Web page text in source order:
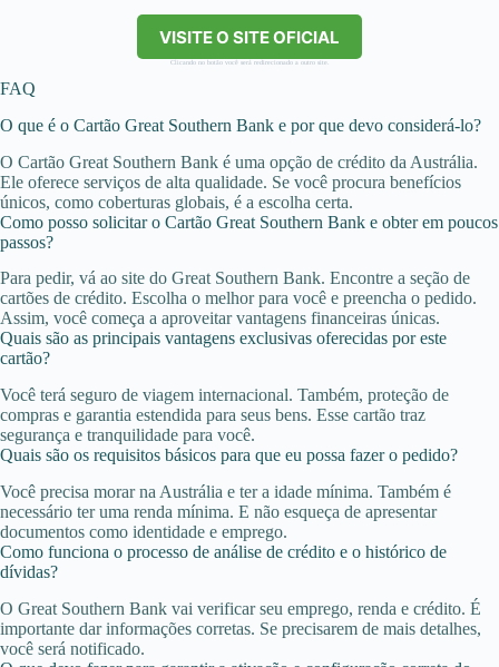
VISITE O SITE OFICIAL
Clicando no botão você será redirecionado a outro site.
FAQ
O que é o Cartão Great Southern Bank e por que devo considerá-lo?
O Cartão Great Southern Bank é uma opção de crédito da Austrália.
Ele oferece serviços de alta qualidade. Se você procura benefícios
únicos, como coberturas globais, é a escolha certa.
Como posso solicitar o Cartão Great Southern Bank e obter em poucos
passos?
Para pedir, vá ao site do Great Southern Bank. Encontre a seção de
cartões de crédito. Escolha o melhor para você e preencha o pedido.
Assim, você começa a aproveitar vantagens financeiras únicas.
Quais são as principais vantagens exclusivas oferecidas por este
cartão?
Você terá seguro de viagem internacional. Também, proteção de
compras e garantia estendida para seus bens. Esse cartão traz
segurança e tranquilidade para você.
Quais são os requisitos básicos para que eu possa fazer o pedido?
Você precisa morar na Austrália e ter a idade mínima. Também é
necessário ter uma renda mínima. E não esqueça de apresentar
documentos como identidade e emprego.
Como funciona o processo de análise de crédito e o histórico de
dívidas?
O Great Southern Bank vai verificar seu emprego, renda e crédito. É
importante dar informações corretas. Se precisarem de mais detalhes,
você será notificado.